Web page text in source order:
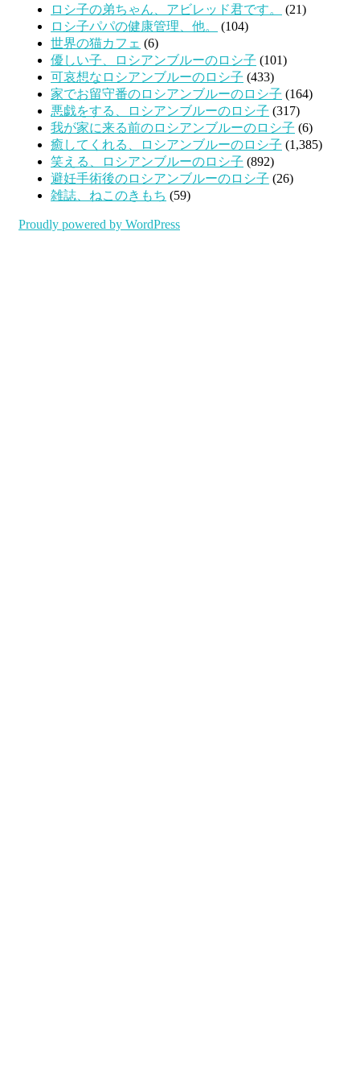
ロシ子の弟ちゃん、アビレッド君です。
(21)
ロシ子パパの健康管理、他。
(104)
世界の猫カフェ (6)
優しい子、ロシアンブルーのロシ子 (101)
可哀想なロシアンブルーのロシ子 (433)
家でお留守番のロシアンブルーのロシ子 (164)
悪戯をする、ロシアンブルーのロシ子 (317)
我が家に来る前のロシアンブルーのロシ子 (6)
癒してくれる、ロシアンブルーのロシ子 (1,385)
笑える、ロシアンブルーのロシ子 (892)
避妊手術後のロシアンブルーのロシ子 (26)
雑誌、ねこのきもち (59)
Proudly powered by WordPress